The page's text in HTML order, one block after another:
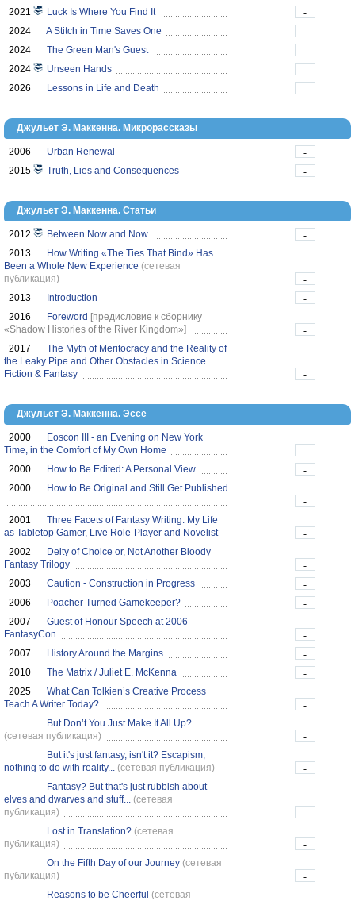
2021
Luck Is Where You Find It
-
2024
A Stitch in Time Saves One
-
2024
The Green Man's Guest
-
2024
Unseen Hands
-
2026
Lessons in Life and Death -
Джульет Э. Маккенна. Микрорассказы
2006 Urban Renewal
-
2015
Truth, Lies and Consequences -
Джульет Э. Маккенна. Статьи
2012 Between Now and Now
-
2013
How Writing «The Ties That Bind» Has
Been a Whole New Experience (сетевая
публикация)
-
2013
Introduction
-
2016
Foreword [предисловие к сборнику
«Shadow Histories of the River Kingdom»]
-
2017
The Myth of Meritocracy and the Reality of
the Leaky Pipe and Other Obstacles in Science
Fiction & Fantasy
-
Джульет Э. Маккенна. Эссе
2000
Eoscon III - an Evening on New York
Time, in the Comfort of My Own Home
-
2000
How to Be Edited: A Personal View
-
2000
How to Be Original and Still Get Published
-
2001
Three Facets of Fantasy Writing: My Life
as Tabletop Gamer, Live Role-Player and Novelist
-
2002
Deity of Choice or, Not Another Bloody
Fantasy Trilogy
-
2003
Caution - Construction in Progress
-
2006
Poacher Turned Gamekeeper?
-
2007
Guest of Honour Speech at 2006
FantasyCon
-
2007
History Around the Margins
-
2010
The Matrix / Juliet E. McKenna
-
2025
What Can Tolkien’s Creative Process
Teach A Writer Today?
-
But Don’t You Just Make It All Up?
(сетевая публикация)
-
But it's just fantasy, isn't it? Escapism,
nothing to do with reality... (сетевая публикация)
-
Fantasy? But that's just rubbish about
elves and dwarves and stuff... (сетевая
публикация)
-
Lost in Translation? (сетевая
публикация)
-
On the Fifth Day of our Journey (сетевая
публикация)
-
Reasons to be Cheerful (сетевая